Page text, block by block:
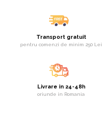
Vehicule de constructii
Transport gratuit
pentru comenzi de minim 250 Lei
Livrare in 24-48h
oriunde in Romania